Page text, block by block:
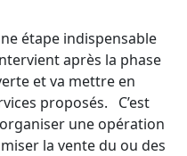
étape indispensable
après la phase
et va mettre en
proposés. C’est
une opération
la vente du ou des